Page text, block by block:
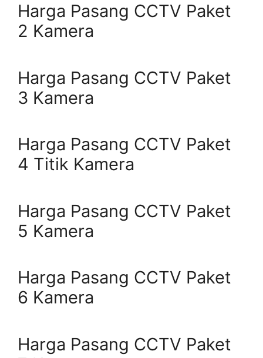
Harga Pasang CCTV Paket
2 Kamera
Harga Pasang CCTV Paket
3 Kamera
Harga Pasang CCTV Paket
4 Titik Kamera
Harga Pasang CCTV Paket
5 Kamera
Harga Pasang CCTV Paket
6 Kamera
Harga Pasang CCTV Paket